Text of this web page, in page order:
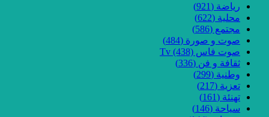
رياضة (921)
محلية (622)
مجتمع (586)
صوت و صورة (484)
صوت فاس Tv (438)
ثقافة و فن (336)
وطنية (299)
تعزية (217)
تهنئة (161)
سياحة (146)